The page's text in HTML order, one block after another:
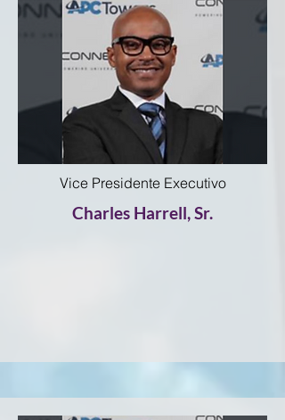
Vice Presidente Executivo
Charles Harrell, Sr.